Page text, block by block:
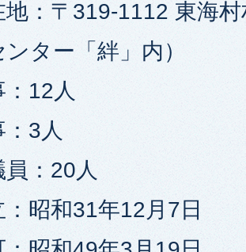
地：〒319-1112 東海
ター「絆」内）
12人
：3人
員：20人
：昭和31年12月7日